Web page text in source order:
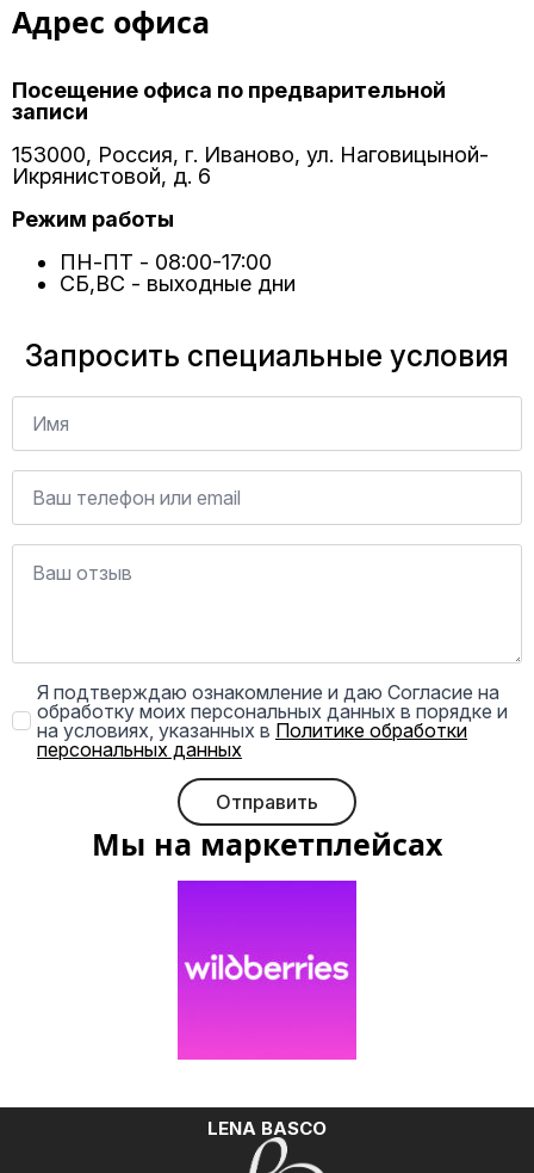
Адрес офиса
Посещение офиса по предварительной
записи
153000, Россия, г. Иваново, ул. Наговицыной-
Икрянистовой, д. 6
Режим работы
ПН-ПТ - 08:00-17:00
СБ,ВС - выходные дни
Запросить специальные условия
Я подтверждаю ознакомление и даю Согласие на
обработку моих персональных данных в порядке и
на условиях, указанных в Политике обработки
персональных данных
Отправить
Мы на маркетплейсах
LENA BASCO